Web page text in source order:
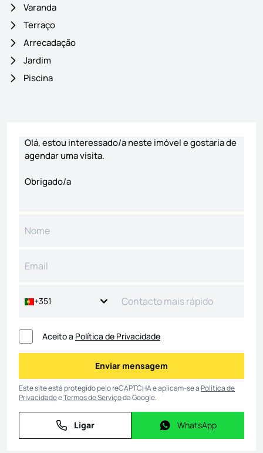
Varanda
Terraço
Arrecadação
Jardim
Piscina
+351
Aceito a Política de Privacidade
Enviar mensagem
Enviar mensagem
Este site está protegido pelo reCAPTCHA e aplicam-se aPolítica de
PrivacidadeeTermos de Serviçoda Google.
Ligar
Ligar WhatsApp
WhatsApp